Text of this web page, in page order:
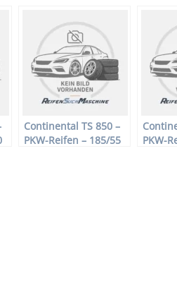
Winterreifen
92V –
Continental TS 850 –
PKW-Reifen – 185/55
PKW-